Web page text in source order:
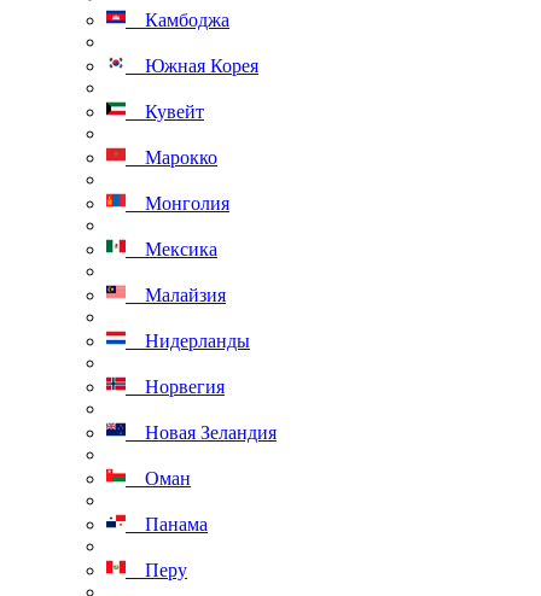
Камбоджа
Южная Корея
Кувейт
Марокко
Монголия
Мексика
Малайзия
Нидерланды
Норвегия
Новая Зеландия
Оман
Панама
Перу